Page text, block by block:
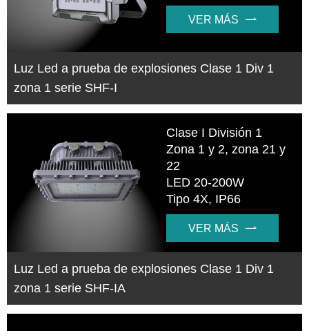
VER MÁS 
Luz Led a prueba de explosiones Clase 1 Div 1
zona 1 serie SHF-I
Clase I División 1
Zona 1 y 2, zona 21 y
22
LED 20-200W
Tipo 4X, IP66
VER MÁS 
Luz Led a prueba de explosiones Clase 1 Div 1
zona 1 serie SHF-IA